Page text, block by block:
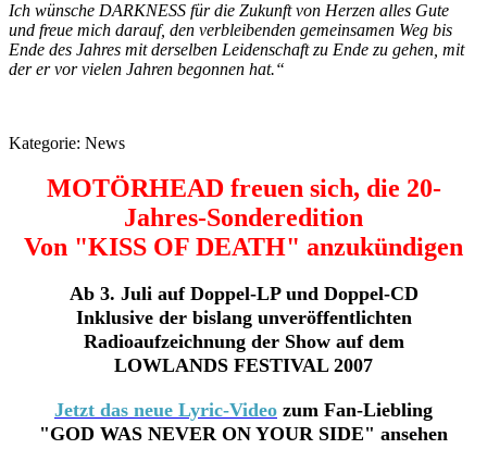
Ich wünsche DARKNESS für die Zukunft von Herzen alles Gute
und freue mich darauf, den verbleibenden gemeinsamen Weg bis
Ende des Jahres mit derselben Leidenschaft zu Ende zu gehen, mit
der er vor vielen Jahren begonnen hat.“
Kategorie: News
MOTÖRHEAD freuen sich, die 20-
Jahres-Sonderedition
Von "KISS OF DEATH" anzukündigen
Ab 3. Juli auf Doppel-LP und Doppel-CD
Inklusive der bislang unveröffentlichten
Radioaufzeichnung der Show auf dem
LOWLANDS FESTIVAL 2007
Jetzt das neue Lyric-Video zum Fan-Liebling
"GOD WAS NEVER ON YOUR SIDE" ansehen